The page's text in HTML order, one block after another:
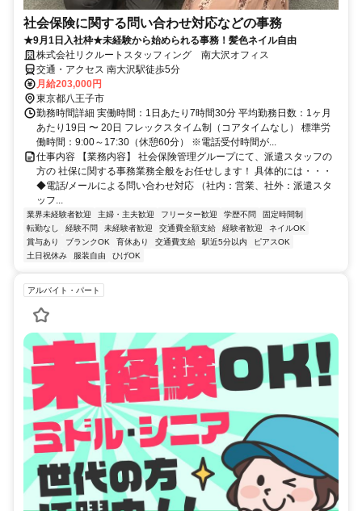
社会保険に関する問い合わせ対応などの事務
★9月1日入社枠★未経験から始められる事務！髪色ネイル自由
株式会社リクルートスタッフィング 南大沢オフィス
交通・アクセス 南大沢駅徒歩5分
月給203,000円
東京都八王子市
勤務時間詳細 実働時間：1日あたり7時間30分 平均勤務日数：1ヶ月
あたり19日 〜 20日 フレックスタイム制（コアタイムなし） 標準労
働時間：9:00～17:30（休憩60分） ※電話受付時間が...
仕事内容 【業務内容】 社会保険管理グループにて、派遣スタッフの
方の 社保に関する事務業務全般をお任せします！ 具体的には・・・
◆電話/メールによる問い合わせ対応 （社内：営業、社外：派遣スタ
ッフ...
業界未経験者歓迎 主婦・主夫歓迎 フリーター歓迎 学歴不問
固定時間制
転勤なし
経験不問 未経験者歓迎 交通費全額支給 経験者歓迎
ネイルOK
賞与あり
ブランクOK 育休あり 交通費支給 駅近5分以内
ピアスOK
土日祝休み
服装自由 ひげOK
アルバイト・パート